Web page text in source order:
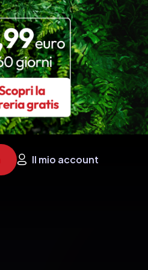
Il mio account